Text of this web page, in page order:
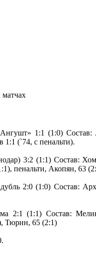
1:1 (1:0)
(`74, с пенальти).
3:2 (1:1) Состав:
пенальти, Акопян, 63
2:0 (1:0) Состав:
2:1 (1:1) Состав:
Тюрин, 65 (2:1)